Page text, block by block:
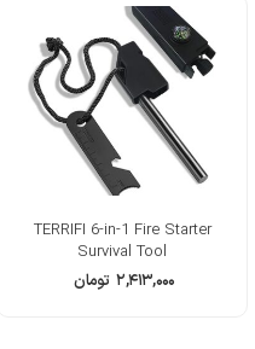
TERRIFI 6-in-1 Fire Starter
Survival Tool
۲,۴۱۳,۰۰۰ تومان